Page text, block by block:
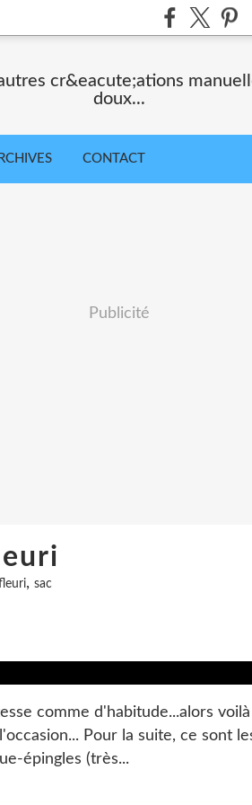
cr&eacute;ations
doux...
CONTACT
Publicité
, sac
comme d'habitude...alors voilà
Pour la suite, ce sont
épingles (très...